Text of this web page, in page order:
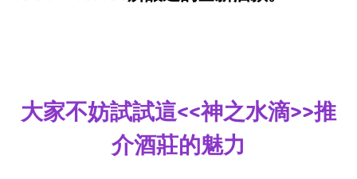
大家不妨試試這<<神之水滴>>推
介酒莊的魅力